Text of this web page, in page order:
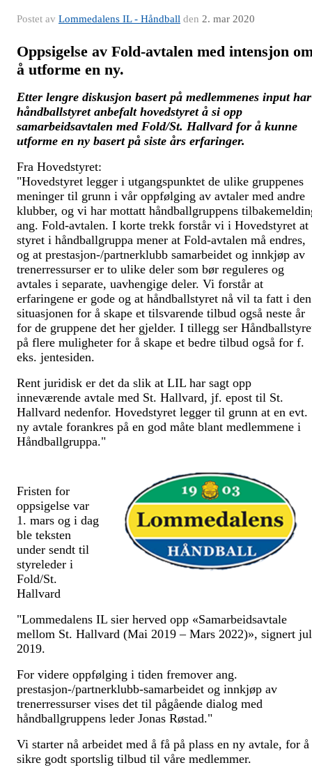
Postet av Lommedalens IL - Håndball den 2. mar 2020
Oppsigelse av Fold-avtalen med intensjon
å utforme en ny.
Etter lengre diskusjon basert på medlemmenes input har
håndballstyret anbefalt hovedstyret å si opp
samarbeidsavtalen med Fold/St. Hallvard for å kunne
utforme en ny basert på siste års erfaringer.
Fra Hovedstyret:
"Hovedstyret legger i utgangspunktet de ulike gruppenes
meninger til grunn i vår oppfølging av avtaler med andre
klubber, og vi har mottatt håndballgruppens
ang. Fold-avtalen. I korte trekk forstår vi i Hovedstyret at
styret i håndballgruppa mener at Fold-avtalen må endres,
og at prestasjon-/partnerklubb samarbeidet og innkjøp av
trenerressurser er to ulike deler som bør reguleres og
avtales i separate, uavhengige deler. Vi forstår at
erfaringene er gode og at håndballstyret nå vil ta fatt i den
situasjonen for å skape et tilsvarende tilbud også neste år
for de gruppene det her gjelder. I tillegg ser
på flere muligheter for å skape et bedre tilbud også for f.
eks. jentesiden.
Rent juridisk er det da slik at LIL har sagt opp
inneværende avtale med St. Hallvard, jf. epost til St.
Hallvard nedenfor. Hovedstyret legger til grunn at en evt.
ny avtale forankres på en god måte blant medlemmene i
Håndballgruppa."
Fristen for
oppsigelse var
1. mars og i dag
ble teksten
under sendt til
styreleder i
Fold/St.
Hallvard
"Lommedalens IL sier herved opp «Samarbeidsavtale
mellom St. Hallvard (Mai 2019 – Mars 2022)», signert
2019.
For videre oppfølging i tiden fremover ang.
prestasjon-/partnerklubb-samarbeidet og innkjøp av
trenerressurser vises det til pågående dialog med
håndballgruppens leder Jonas Røstad."
Vi starter nå arbeidet med å få på plass en ny avtale, for å
sikre godt sportslig tilbud til våre medlemmer.